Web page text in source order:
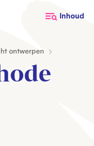
Inhoud
ontwerpen